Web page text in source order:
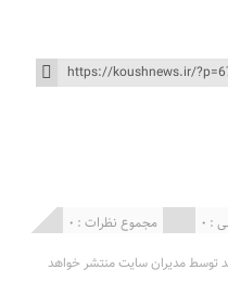
مجموع نظرات : 0 : 0
توسط مدیران سایت منتشر خواهد